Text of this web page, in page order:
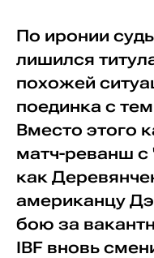
По иронии
лишился
похожей
поединка с
Вместо этого
матч-реванш с
как
американцу
бою за
IBF вновь